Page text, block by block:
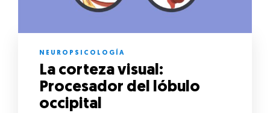
NEUROPSICOLOGÍA
La corteza visual:
Procesador del lóbulo
occipital